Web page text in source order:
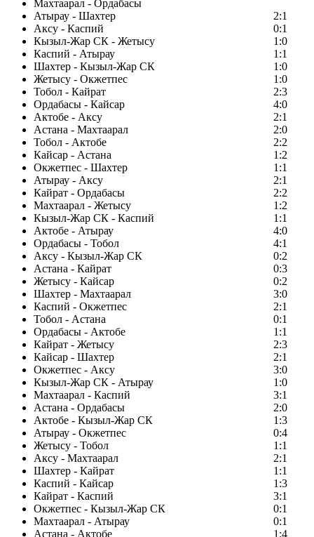
Махтаарал - Ордабасы
Атырау - Шахтер
2:1
Аксу - Каспий
0:1
Кызыл-Жар СК - Жетысу
1:0
Каспий - Атырау
1:1
Шахтер - Кызыл-Жар СК
1:0
Жетысу - Окжетпес
1:0
Тобол - Кайрат
2:3
Ордабасы - Кайсар
4:0
Актобе - Аксу
2:1
Астана - Махтаарал
2:0
Тобол - Актобе
2:2
Кайсар - Астана
1:2
Окжетпес - Шахтер
1:1
Атырау - Аксу
2:1
Кайрат - Ордабасы
2:2
Махтаарал - Жетысу
1:2
Кызыл-Жар СК - Каспий
1:1
Актобе - Атырау
4:0
Ордабасы - Тобол
4:1
Аксу - Кызыл-Жар СК
0:2
Астана - Кайрат
0:3
Жетысу - Кайсар
0:2
Шахтер - Махтаарал
3:0
Каспий - Окжетпес
2:1
Тобол - Астана
0:1
Ордабасы - Актобе
1:1
Кайрат - Жетысу
2:3
Кайсар - Шахтер
2:1
Окжетпес - Аксу
3:0
Кызыл-Жар СК - Атырау
1:0
Махтаарал - Каспий
3:1
Астана - Ордабасы
2:0
Актобе - Кызыл-Жар СК
1:3
Атырау - Окжетпес
0:4
Жетысу - Тобол
1:1
Аксу - Махтаарал
2:1
Шахтер - Кайрат
1:1
Каспий - Кайсар
1:3
Кайрат - Каспий
3:1
Окжетпес - Кызыл-Жар СК
0:1
Махтаарал - Атырау
0:1
Астана - Актобе
1:4